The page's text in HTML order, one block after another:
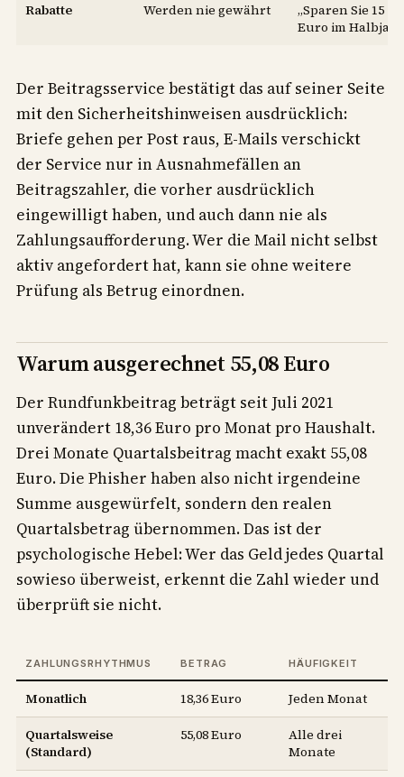
Rabatte Werden nie gewährt
„Sparen Sie 15
Euro im
Der Beitragsservice bestätigt das auf seiner Seite
mit den Sicherheitshinweisen ausdrücklich:
Briefe gehen per Post raus, E-Mails verschickt
der Service nur in Ausnahmefällen an
Beitragszahler, die vorher ausdrücklich
eingewilligt haben, und auch dann nie als
Zahlungsaufforderung. Wer die Mail nicht selbst
aktiv angefordert hat, kann sie ohne weitere
Prüfung als Betrug einordnen.
Warum ausgerechnet 55,08 Euro
Der Rundfunkbeitrag beträgt seit Juli 2021
unverändert 18,36 Euro pro Monat pro Haushalt.
Drei Monate Quartalsbeitrag macht exakt 55,08
Euro. Die Phisher haben also nicht irgendeine
Summe ausgewürfelt, sondern den realen
Quartalsbetrag übernommen. Das ist der
psychologische Hebel: Wer das Geld jedes Quartal
sowieso überweist, erkennt die Zahl wieder und
überprüft sie nicht.
ZAHLUNGSRHYTHMUS BETRAG HÄUFIGKEIT
Monatlich 18,36 Euro
Jeden Monat
Quartalsweise
(Standard)
55,08 Euro
Alle drei
Monate